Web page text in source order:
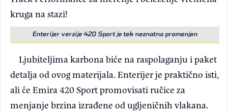
kruga na stazi!
Enterijer verzije 420 Sport je tek neznatno promenjen
Ljubiteljima karbona biće na raspolaganju i paket
detalja od ovog materijala. Enterijer je praktično isti,
ali će Emira 420 Sport promovisati ručice za
menjanje brzina izrađene od ugljeničnih vlakana.